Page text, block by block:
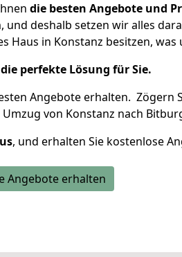
die besten Angebote und
deshalb setzen wir alles
Haus in Konstanz besitzen,
perfekte Lösung für Sie.
Angebote erhalten. Zögern
von Konstanz nach
, und erhalten Sie kostenlose
Angebote erhalten